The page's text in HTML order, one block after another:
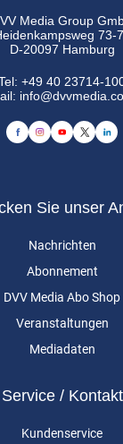
Media Group
73-
D-20097 Hamburg
+49 40 23714-
Sie unser
Nachrichten
Abonnement
DVV Media Abo Shop
Veranstaltungen
Mediadaten
Service / Kontakt
Kundenservice